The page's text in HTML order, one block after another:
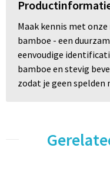
Maak kennis met
bamboe - een
eenvoudige
bamboe en stevig
zodat je geen spelden